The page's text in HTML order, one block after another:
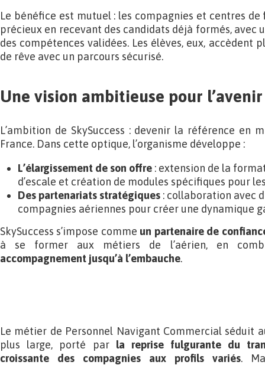
Le bénéfice est mutuel : les compagnies et centres
précieux en recevant des candidats déjà formés, avec
des compétences validées. Les élèves, eux, accèdent
de rêve avec un parcours sécurisé.
Une vision ambitieuse pour l’avenir
L’ambition de SkySuccess : devenir la référence en
France. Dans cette optique, l’organisme développe :
L’élargissement de son offre : extension de la
d’escale et création de modules spécifiques pour
Des partenariats stratégiques : collaboration avec
compagnies aériennes pour créer une dynamique
SkySuccess s’impose comme un partenaire de
à se former aux métiers de l’aérien, en
accompagnement jusqu’à l’embauche.
Le métier de Personnel Navigant Commercial séduit
plus large, porté par la reprise fulgurante du
croissante des compagnies aux profils variés.